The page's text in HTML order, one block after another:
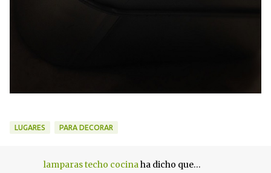
LUGARES PARA DECORAR
lamparas techo cocinaha dicho que…